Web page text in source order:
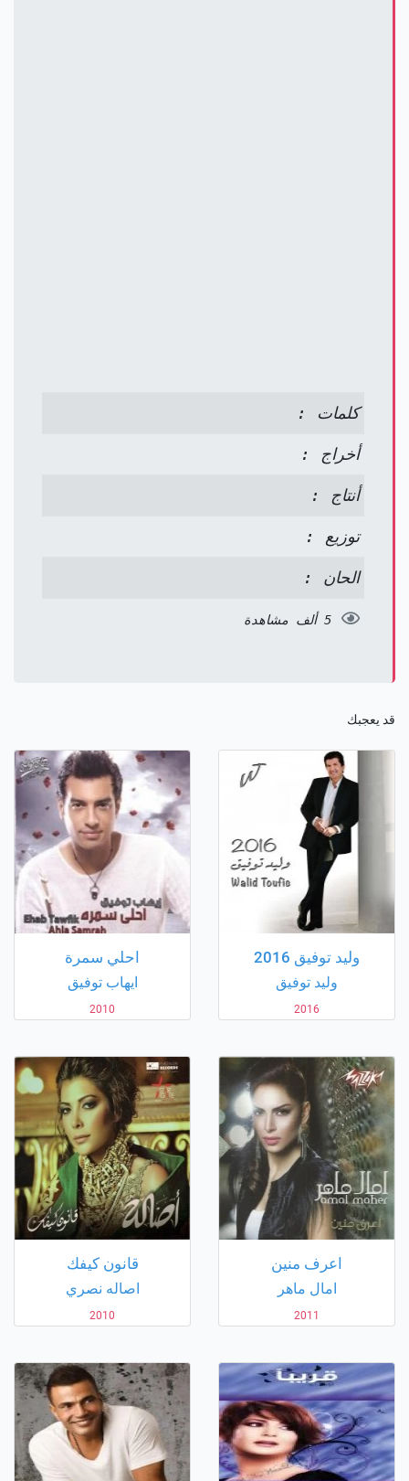
كلمات :
أخراج :
أنتاج :
توزيع :
الحان :
5 ألف مشاهدة
قد يعجبك
وليد توفيق 2016
وليد توفيق
2016
احلي سمرة
ايهاب توفيق
2010
اعرف منين
امال ماهر
2011
قانون كيفك
اصاله نصري
2010